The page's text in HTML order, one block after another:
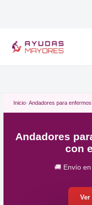
Inicio Andadores para enfermos
Andadores
con
🚚 Envío en